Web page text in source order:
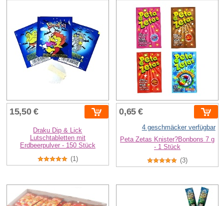
15,50 €
Draku Dip & Lick
Lutschtabletten mit
Erdbeerpulver - 150 Stück
(1)
0,65 €
4 geschmäcker verfügbar
Peta Zetas Knister?Bonbons 7 g
- 1 Stück
(3)